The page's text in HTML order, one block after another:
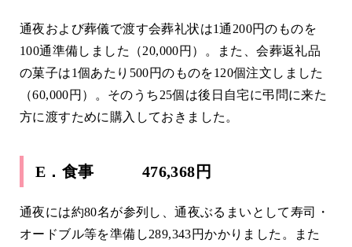
通夜および葬儀で渡す会葬礼状は1通200円のものを
100通準備しました（20,000円）。また、会葬返礼品
の菓子は1個あたり500円のものを120個注文しました
（60,000円）。そのうち25個は後日自宅に弔問に来た
方に渡すために購入しておきました。
E．食事 476,368円
通夜には約80名が参列し、通夜ぶるまいとして寿司・
オードブル等を準備し289,343円かかりました。また